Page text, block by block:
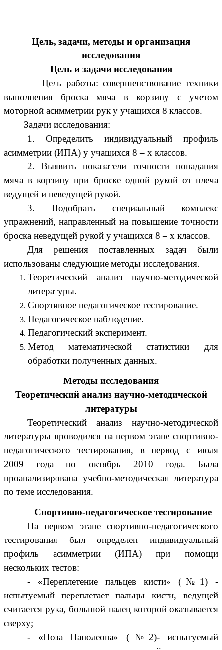
Цель, задачи, методы и организация
исследования
Цель и задачи исследования
Цель работы: совершенствование техники
выполнения броска мяча в корзину с учетом
моторной асимметрии рук у учащихся 8 классов.
Задачи исследования:
1. Определить индивидуальный профиль
асимметрии (ИПА) у учащихся 8 – х классов.
2. Выявить показатели точности попадания
мяча в корзину при броске одной рукой от плеча
ведущей и неведущей рукой.
3. Подобрать специальный комплекс
упражнений, направленный на повышение точности
броска неведущей рукой у учащихся 8 – х классов.
Для решения поставленных задач были
использованы следующие методы исследования.
Теоретический анализ научно-методической
литературы.
Спортивное педагогическое тестирование.
Педагогическое наблюдение.
Педагогический эксперимент.
Метод математической статистики для
обработки полученных данных.
Методы исследования
Теоретический анализ научно-методической
литературы
Теоретический анализ научно-методической
литературы проводился на первом этапе спортивно-
педагогического тестирования, в период с июля
2009 года по октябрь 2010 года. Была
проанализирована учебно-методическая литература
по теме исследования.
Спортивно-педагогическое тестирование
На первом этапе спортивно-педагогического
тестирования был определен индивидуальный
профиль асимметрии (ИПА) при помощи
нескольких тестов:
- «Переплетение пальцев кисти» (№1) -
испытуемый переплетает пальцы кисти, ведущей
считается рука, большой палец которой оказывается
сверху;
- «Поза Наполеона» (№2)- испытуемый